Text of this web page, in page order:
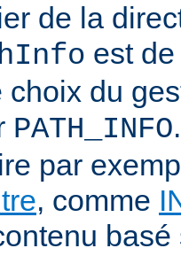
de la
est
choix du
PATH_INFO
par
, comme